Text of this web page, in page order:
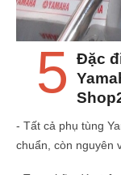
5
Đặc
- Tất cả phụ tùng
chuẩn, còn nguyên